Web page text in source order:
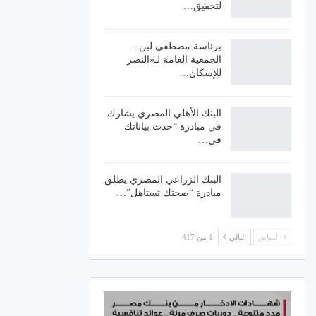
لتحقيق…
برئاسة مصطفى لبن..
الجمعية العامة لـ«النصر
للإسكان…
البنك الأهلي المصري يشارك
في مبادرة “حدث بياناتك
في…
البنك الزراعي المصري يطلق
مبادرة “صحتك تستاهل”…
السابق التالي 1 من 417